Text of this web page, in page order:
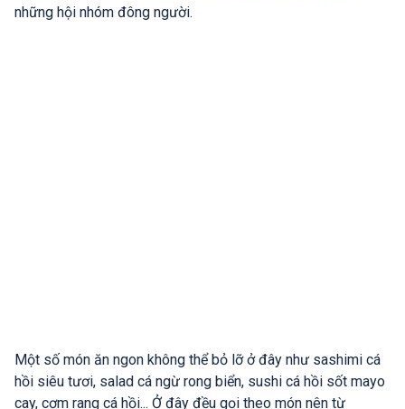
những hội nhóm đông người.
Một số món ăn ngon không thể bỏ lỡ ở đây như sashimi cá
hồi siêu tươi, salad cá ngừ rong biển, sushi cá hồi sốt mayo
cay, cơm rang cá hồi... Ở đây đều gọi theo món nên từ